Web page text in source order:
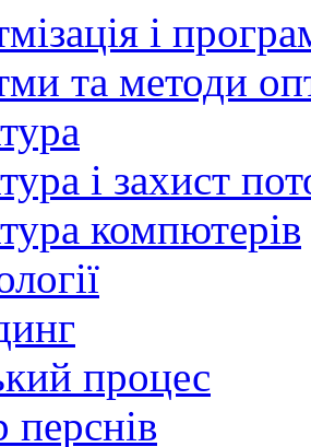
і
та методи
і захист
компютерів
процес
перснів